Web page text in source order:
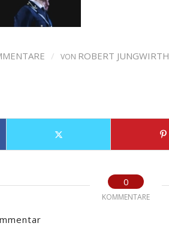
/ VON ROBERT JUNGWIRTH
0
KOMMENTARE